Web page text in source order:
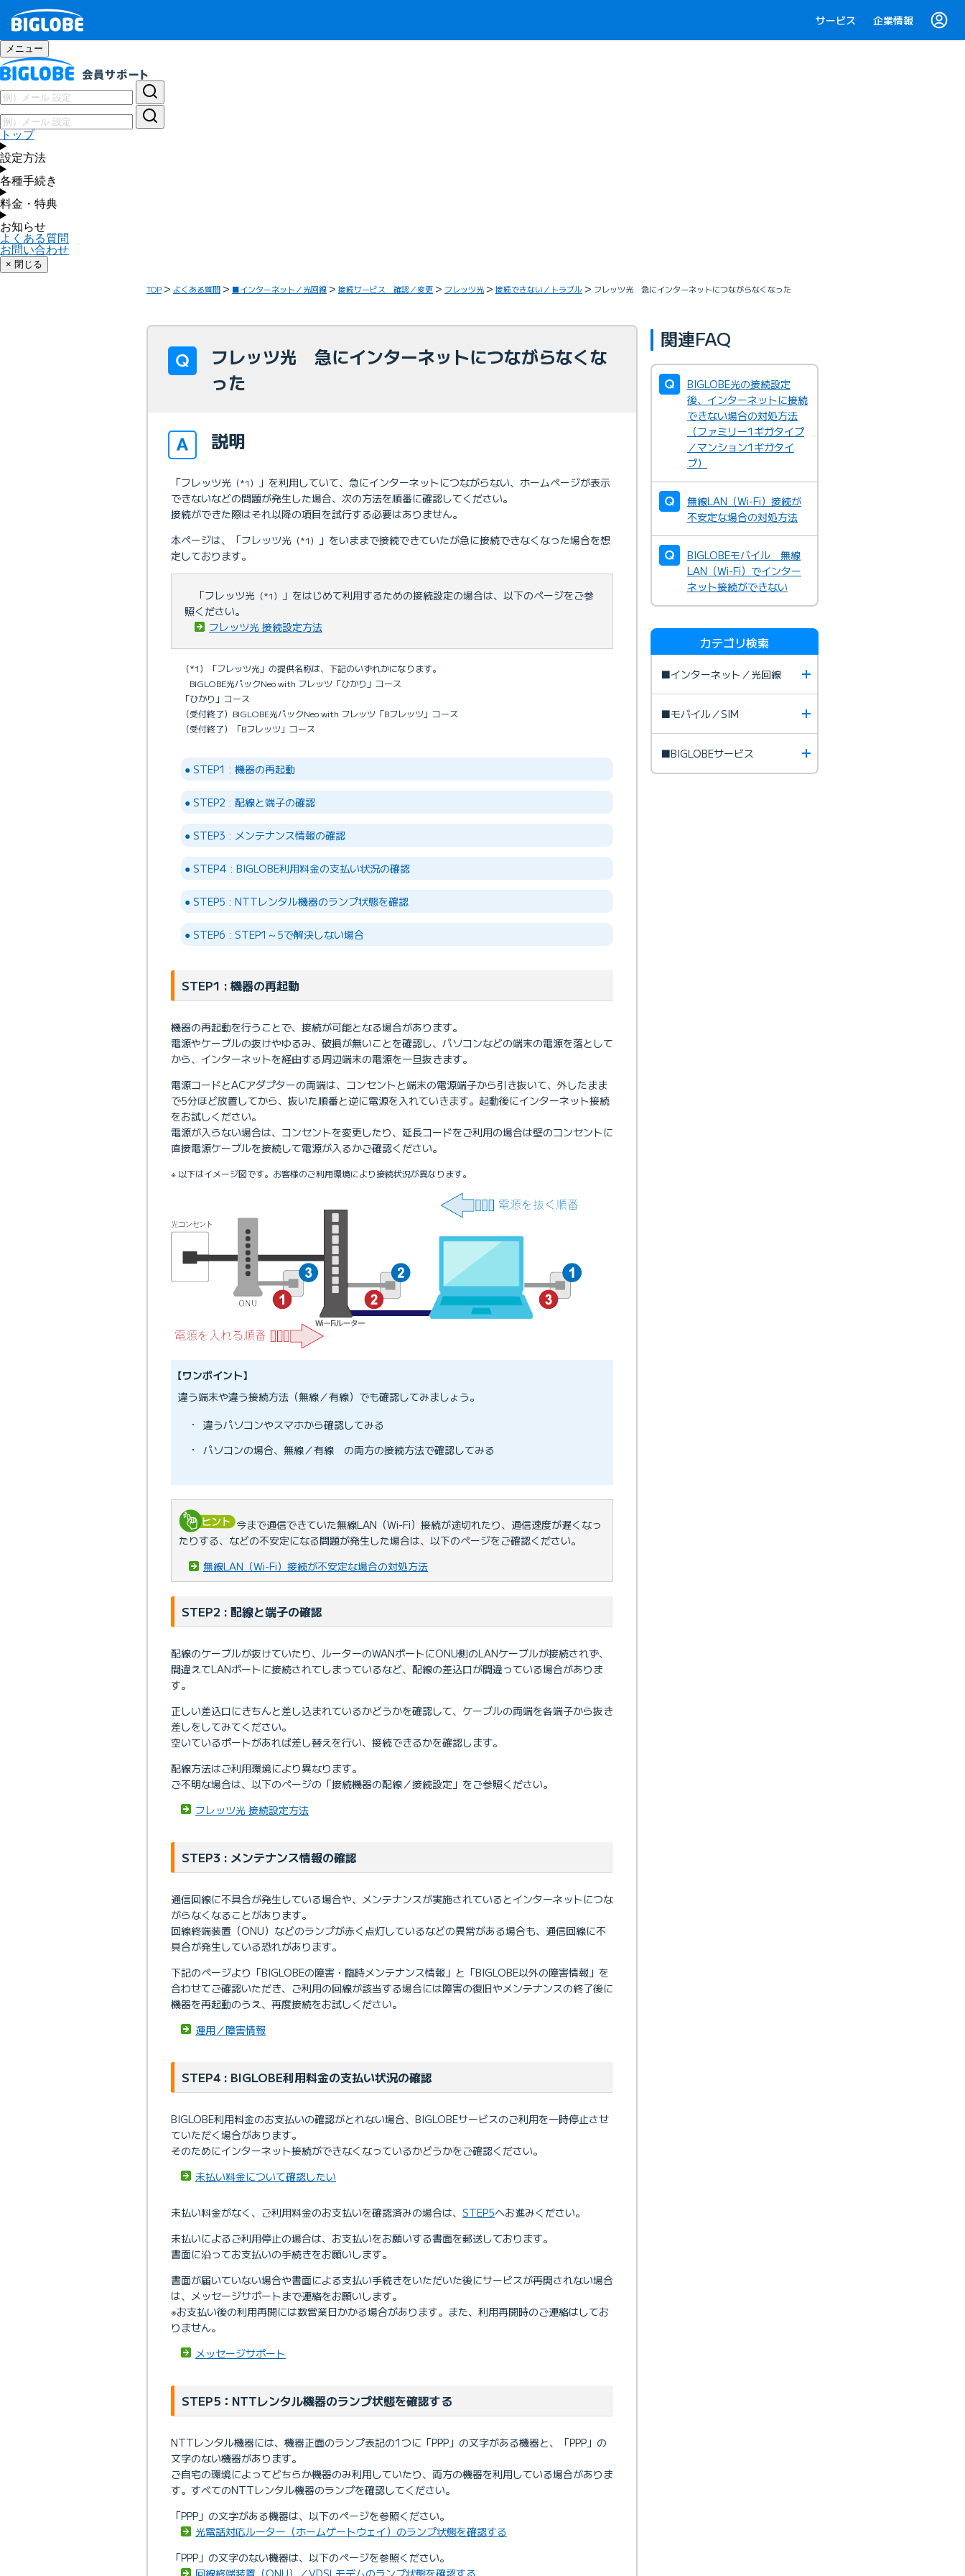
サービス 企業情報
メニュー
トップ
設定方法
各種手続き
料金・特典
お知らせ
よくある質問
お問い合わせ
× 閉じる
TOP よくある質問 ■インターネット／光回線 接続サービス 確認／変更 フレッツ光 接続できない／トラブル フレッツ光 急にインターネットにつながらなくなった
フレッツ光 急にインターネットにつながらなくな
った
説明
「フレッツ光 （*1）
」を利用していて、急にインターネットにつながらない、ホームページが表示
できないなどの問題が発生した場合、次の方法を順番に確認してください。
接続ができた際はそれ以降の項目を試行する必要はありません。
本ページは、「フレッツ光 （*1）
」をいままで接続できていたが急に接続できなくなった場合を想
定しております。
「フレッツ光 （*1）
」をはじめて利用するための接続設定の場合は、以下のページをご参
照ください。
フレッツ光 接続設定方法
（*1）「フレッツ光」の提供名称は、下記のいずれかになります。
BIGLOBE光パックNeo with フレッツ「ひかり」コース
「ひかり」コース
（受付終了）BIGLOBE光パックNeo with フレッツ「Bフレッツ」コース
（受付終了）「Bフレッツ」コース
● STEP1 : 機器の再起動
● STEP2 : 配線と端子の確認
● STEP3 : メンテナンス情報の確認
● STEP4 : BIGLOBE利用料金の支払い状況の確認
● STEP5 : NTTレンタル機器のランプ状態を確認
● STEP6 : STEP1～5で解決しない場合
STEP1 : 機器の再起動
機器の再起動を行うことで、接続が可能となる場合があります。
電源やケーブルの抜けやゆるみ、破損が無いことを確認し、パソコンなどの端末の電源を落として
から、インターネットを経由する周辺端末の電源を一旦抜きます。
電源コードとACアダプターの両端は、コンセントと端末の電源端子から引き抜いて、外したまま
で5分ほど放置してから、抜いた順番と逆に電源を入れていきます。起動後にインターネット接続
をお試しください。
電源が入らない場合は、コンセントを変更したり、延長コードをご利用の場合は壁のコンセントに
直接電源ケーブルを接続して電源が入るかご確認ください。
※ 以下はイメージ図です。お客様のご利用環境により接続状況が異なります。
【ワンポイント】
違う端末や違う接続方法（無線／有線）でも確認してみましょう。
・
違うパソコンやスマホから確認してみる
・
パソコンの場合、無線／有線 の両方の接続方法で確認してみる
今まで通信できていた無線LAN（Wi-Fi）接続が途切れたり、通信速度が遅くなっ
たりする、などの不安定になる問題が発生した場合は、以下のページをご確認ください。
無線LAN（Wi-Fi）接続が不安定な場合の対処方法
STEP2 : 配線と端子の確認
配線のケーブルが抜けていたり、ルーターのWANポートにONU側のLANケーブルが接続されず、
間違えてLANポートに接続されてしまっているなど、配線の差込口が間違っている場合がありま
す。
正しい差込口にきちんと差し込まれているかどうかを確認して、ケーブルの両端を各端子から抜き
差しをしてみてください。
空いているポートがあれば差し替えを行い、接続できるかを確認します。
配線方法はご利用環境により異なります。
ご不明な場合は、以下のページの「接続機器の配線／接続設定」をご参照ください。
フレッツ光 接続設定方法
STEP3 : メンテナンス情報の確認
通信回線に不具合が発生している場合や、メンテナンスが実施されているとインターネットにつな
がらなくなることがあります。
回線終端装置（ONU）などのランプが赤く点灯しているなどの異常がある場合も、通信回線に不
具合が発生している恐れがあります。
下記のページより「BIGLOBEの障害・臨時メンテナンス情報」と「BIGLOBE以外の障害情報」を
合わせてご確認いただき、ご利用の回線が該当する場合には障害の復旧やメンテナンスの終了後に
機器を再起動のうえ、再度接続をお試しください。
運用／障害情報
STEP4 : BIGLOBE利用料金の支払い状況の確認
BIGLOBE利用料金のお支払いの確認がとれない場合、BIGLOBEサービスのご利用を一時停止させ
ていただく場合があります。
そのためにインターネット接続ができなくなっているかどうかをご確認ください。
未払い料金について確認したい
未払い料金がなく、ご利用料金のお支払いを確認済みの場合は、 STEP5へお進みください。
未払いによるご利用停止の場合は、お支払いをお願いする書面を郵送しております。
書面に沿ってお支払いの手続きをお願いします。
書面が届いていない場合や書面による支払い手続きをいただいた後にサービスが再開されない場合
は、メッセージサポートまで連絡をお願いします。
※お支払い後の利用再開には数営業日かかる場合があります。また、利用再開時のご連絡はしてお
りません。
メッセージサポート
STEP5：NTTレンタル機器のランプ状態を確認する
NTTレンタル機器には、機器正面のランプ表記の1つに「PPP」の文字がある機器と、「PPP」の
文字のない機器があります。
ご自宅の環境によってどちらか機器のみ利用していたり、両方の機器を利用している場合がありま
す。すべてのNTTレンタル機器のランプを確認してください。
「PPP」の文字がある機器は、以下のページを参照ください。
光電話対応ルーター（ホームゲートウェイ）のランプ状態を確認する
「PPP」の文字のない機器は、以下のページを参照ください。
回線終端装置（ONU）／VDSLモデムのランプ状態を確認する
関連FAQ
BIGLOBE光の接続設定
後、インターネットに接続
できない場合の対処方法
（ファミリー1ギガタイプ
／マンション1ギガタイ
プ）
無線LAN（Wi-Fi）接続が
不安定な場合の対処方法
BIGLOBEモバイル 無線
LAN（Wi-Fi）でインター
ネット接続ができない
カテゴリ検索
■インターネット／光回線
■モバイル／SIM
■BIGLOBEサービス